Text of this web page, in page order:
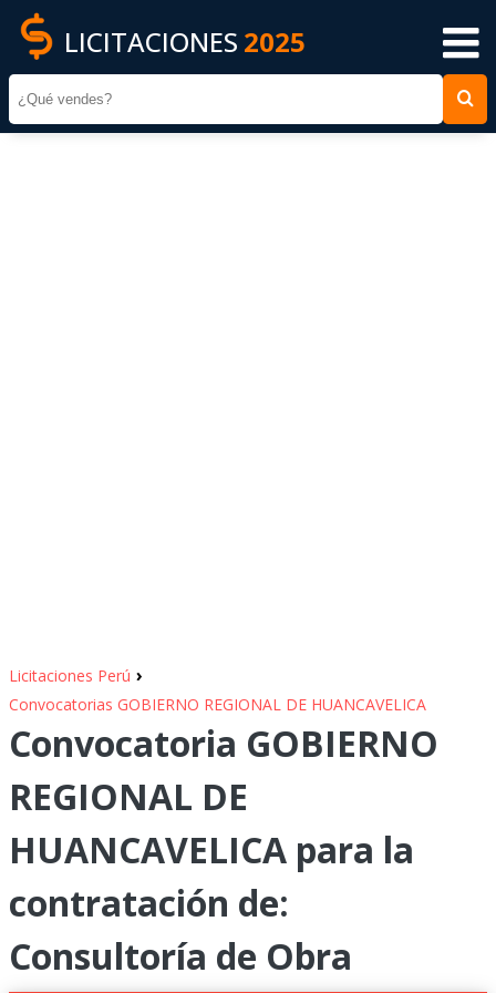
LICITACIONES 2025
Licitaciones Perú ›
Convocatorias GOBIERNO REGIONAL DE HUANCAVELICA
Convocatoria GOBIERNO
REGIONAL DE
HUANCAVELICA para la
contratación de:
Consultoría de Obra